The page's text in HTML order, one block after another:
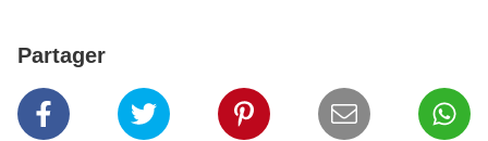
Partager